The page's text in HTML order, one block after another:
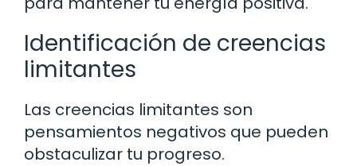
Identificación de creencias
limitantes
Las creencias limitantes son
pensamientos negativos que pueden
obstaculizar tu progreso.